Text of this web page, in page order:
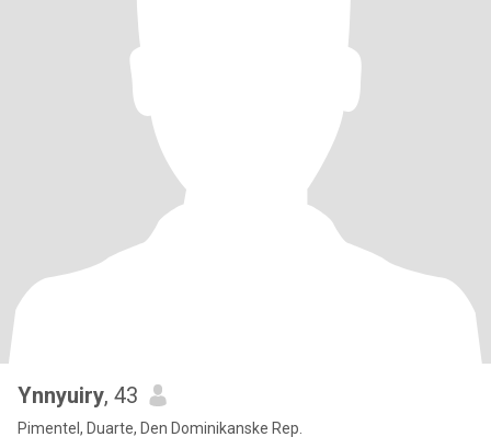
Ynnyuiry, 43
Pimentel, Duarte, Den Dominikanske Rep.